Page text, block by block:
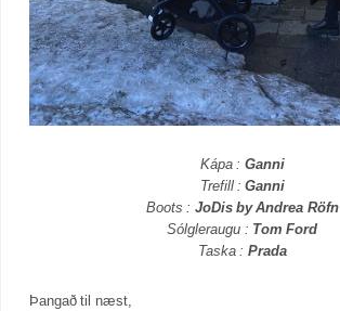
Kápa : Ganni
Trefill :Ganni
Boots : JoDis by Andrea Röfn
Sólgleraugu : Tom Ford
Taska : Prada
Þangað til næst,